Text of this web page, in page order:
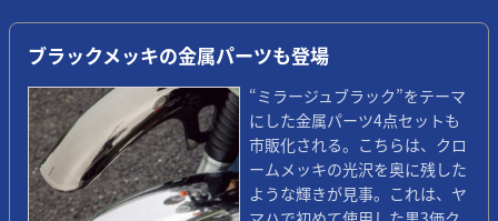
ブラックメッキの金属パーツも登場
“ミラージュブラック”をテーマ
にした金属パーツ4点セットも
市販化される。こちらは、クロ
ームメッキの光沢を奥に残した
ような輝きが見事。これは、ヤ